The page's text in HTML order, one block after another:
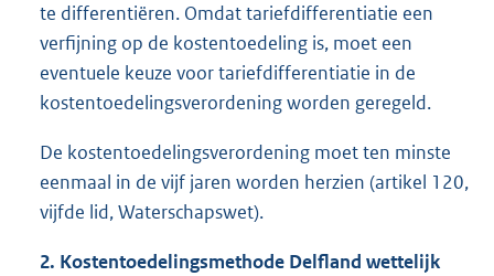
te differentiëren. Omdat tariefdifferentiatie een
verfijning op de kostentoedeling is, moet een
eventuele keuze voor tariefdifferentiatie in de
kostentoedelingsverordening worden geregeld.
De kostentoedelingsverordening moet ten minste
eenmaal in de vijf jaren worden herzien (artikel 120,
vijfde lid, Waterschapswet).
2. Kostentoedelingsmethode Delfland wettelijk